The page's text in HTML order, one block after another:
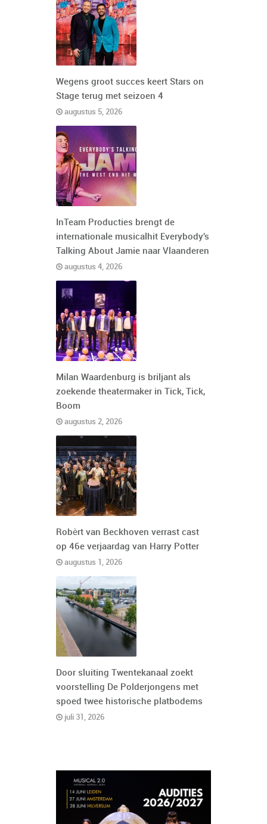
Wegens groot succes keert Stars on
Stage terug met seizoen 4
augustus 5, 2026
InTeam Producties brengt de
internationale musicalhit Everybody's
Talking About Jamie naar Vlaanderen
augustus 4, 2026
Milan Waardenburg is briljant als
zoekende theatermaker in Tick, Tick,
Boom
augustus 2, 2026
Robèrt van Beckhoven verrast cast
op 46e verjaardag van Harry Potter
augustus 1, 2026
Door sluiting Twentekanaal zoekt
voorstelling De Polderjongens met
spoed twee historische platbodems
juli 31, 2026